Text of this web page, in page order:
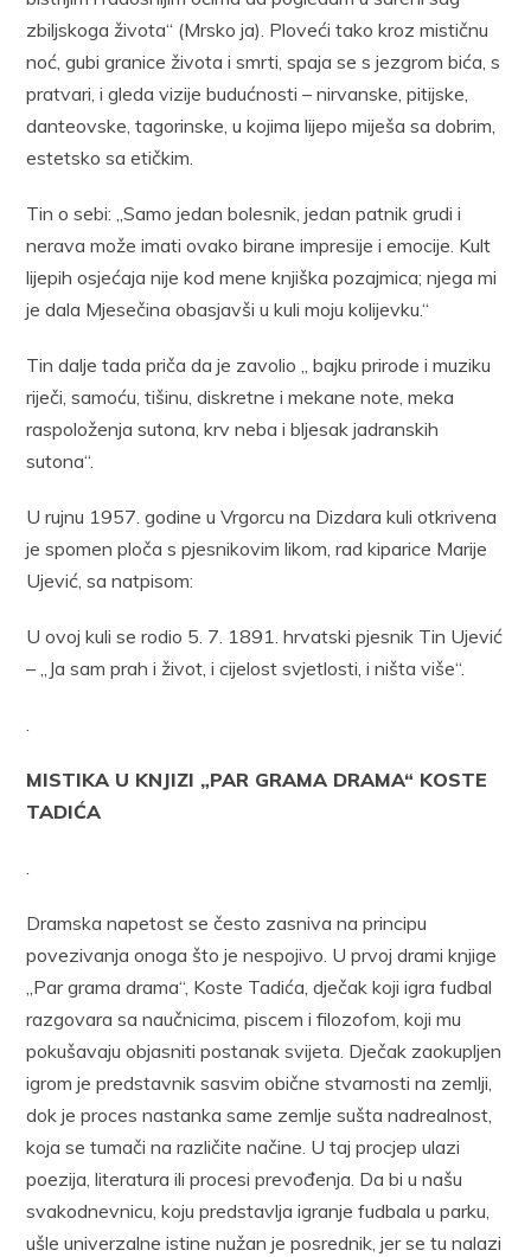
zbiljskoga života“ (Mrsko ja). Ploveći tako kroz mističnu
noć, gubi granice života i smrti, spaja se s jezgrom bića, s
pratvari, i gleda vizije budućnosti – nirvanske, pitijske,
danteovske, tagorinske, u kojima lijepo miješa sa dobrim,
estetsko sa etičkim.
Tin o sebi: „Samo jedan bolesnik, jedan patnik grudi i
nerava može imati ovako birane impresije i emocije. Kult
lijepih osjećaja nije kod mene knjiška pozajmica; njega mi
je dala Mjesečina obasjavši u kuli moju kolijevku.“
Tin dalje tada priča da je zavolio „ bajku prirode i muziku
riječi, samoću, tišinu, diskretne i mekane note, meka
raspoloženja sutona, krv neba i bljesak jadranskih
sutona“.
U rujnu 1957. godine u Vrgorcu na Dizdara kuli otkrivena
je spomen ploča s pjesnikovim likom, rad kiparice Marije
Ujević, sa natpisom:
U ovoj kuli se rodio 5. 7. 1891. hrvatski pjesnik Tin Ujević
– „Ja sam prah i život, i cijelost svjetlosti, i ništa više“.
.
MISTIKA U KNJIZI „PAR GRAMA DRAMA“ KOSTE
TADIĆA
.
Dramska napetost se često zasniva na principu
povezivanja onoga što je nespojivo. U prvoj drami knjige
„Par grama drama“, Koste Tadića, dječak koji igra fudbal
razgovara sa naučnicima, piscem i filozofom, koji mu
pokušavaju objasniti postanak svijeta. Dječak zaokupljen
igrom je predstavnik sasvim obične stvarnosti na zemlji,
dok je proces nastanka same zemlje sušta nadrealnost,
koja se tumači na različite načine. U taj procjep ulazi
poezija, literatura ili procesi prevođenja. Da bi u našu
svakodnevnicu, koju predstavlja igranje fudbala u parku,
ušle univerzalne istine nužan je posrednik, jer se tu nalazi